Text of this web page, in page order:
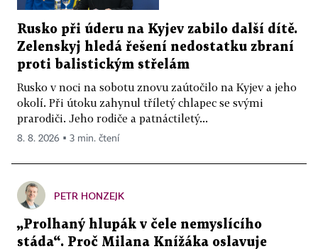
Rusko při úderu na Kyjev zabilo další dítě.
Zelenskyj hledá řešení nedostatku zbraní
proti balistickým střelám
Rusko v noci na sobotu znovu zaútočilo na Kyjev a jeho
okolí. Při útoku zahynul tříletý chlapec se svými
prarodiči. Jeho rodiče a patnáctiletý...
8. 8. 2026 ▪ 3 min. čtení
PETR HONZEJK
„Prolhaný hlupák v čele nemyslícího
stáda“. Proč Milana Knížáka oslavuje